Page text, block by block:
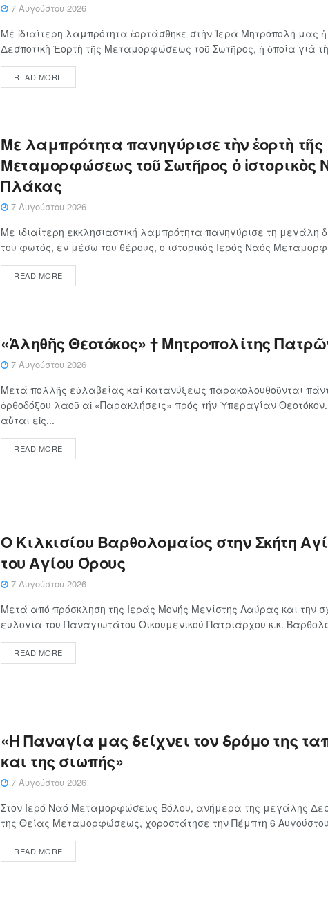
7 Αυγούστου 2026
Μὲ ἰδιαίτερη λαμπρότητα ἑορτάσθηκε στὴν Ἱερὰ Μητρόπολή μας
Δεσποτικὴ Ἑορτὴ τῆς Μεταμορφώσεως τοῦ Σωτῆρος, ἡ ὁποία γιὰ
READ MORE
Με λαμπρότητα πανηγύρισε τὴν ἑορτὴ τῆς
Μεταμορφώσεως τοῦ Σωτῆρος ὁ ἱστορικὸς
Πλάκας
7 Αυγούστου 2026
Με ιδιαίτερη εκκλησιαστική λαμπρότητα πανηγύρισε τη μεγάλη
του φωτός, εν μέσω του θέρους, ο ιστορικός Ιερός Ναός
READ MORE
«Ἀληθῆς Θεοτόκος» † Μητροπολίτης
7 Αυγούστου 2026
Μετά πολλῆς εὐλαβείας καί κατανύξεως παρακολουθοῦνται
ὀρθοδόξου λαοῦ αἱ «Παρακλήσεις» πρός τήν Ὑπεραγίαν
αὗται εἰς...
READ MORE
Ο Κιλκισίου Βαρθολομαίος στην Σκήτη
του Αγίου Όρους
7 Αυγούστου 2026
Μετά από πρόσκληση της Ιεράς Μονής Μεγίστης Λαύρας και την
ευλογία του Παναγιωτάτου Οικουμενικού Πατριάρχου κ.κ.
READ MORE
«Η Παναγία μας δείχνει τον δρόμο της
και της σιωπής»
7 Αυγούστου 2026
Στον Ιερό Ναό Μεταμορφώσεως Βόλου, ανήμερα της μεγάλης
της Θείας Μεταμορφώσεως, χοροστάτησε την Πέμπτη 6
READ MORE